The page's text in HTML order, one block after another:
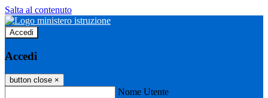
Salta al contenuto
Accedi
Accedi
button close ×
Nome Utente